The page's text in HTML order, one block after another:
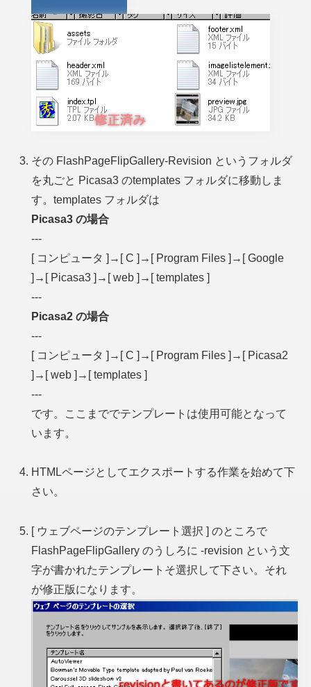
その FlashPageFlipGallery-Revision というフォルダ
を丸ごと Picasa3 のtemplates フォルダに移動しま
す。templates フォルダは
Picasa3 の場合
---
[ コンピュータ ]→[ C ]→[ Program Files ]→[ Google
]→[ Picasa3 ]→[ web ]→[ templates ]
---
Picasa2 の場合
---
[ コンピュータ ]→[ C ]→[ Program Files ]→[ Picasa2
]→[ web ]→[ templates ]
---
です。ここまででテンプレートは使用可能となって
います。
HTMLページとしてエクスポートする作業を始めて下
さい。
[ ウェブページのテンプレート選択 ] のところで
FlashPageFlipGallery のうしろに -revision という文
字が書かれたテンプレートそ選択して下さい。それ
が修正版になります。